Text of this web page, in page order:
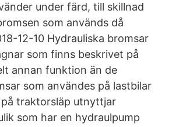
under färd, till skillnad
som används då
12-10 Hydrauliska bromsar
som finns beskrivet på
annan funktion än de
som användes på lastbilar
traktorsläp utnyttjar
som har en hydraulpump